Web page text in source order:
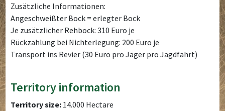
Zusätzliche Informationen:
Angeschweißter Bock = erlegter Bock
Je zusätzlicher Rehbock: 310 Euro je
Rückzahlung bei Nichterlegung: 200 Euro je
Transport ins Revier (30 Euro pro Jäger pro Jagdfahrt)
Territory information
Territory size: 14.000 Hectare